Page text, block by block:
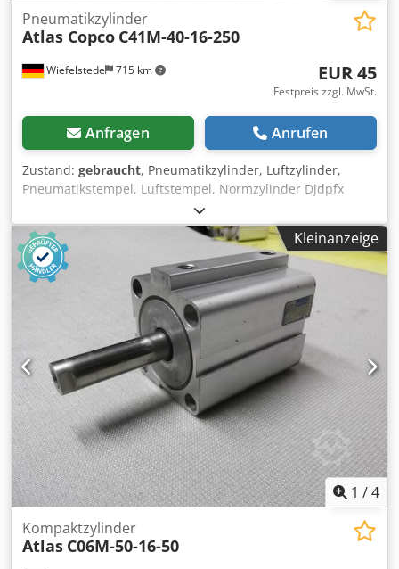
Wiefelstede 715 km
Pneumatikzylinder
Atlas Copco C41M-40-16-250
EUR 45
Festpreis zzgl. MwSt.
Anfragen Anrufen
Zustand: gebraucht, Pneumatikzylinder, Luftzylinder,
Pneumatikstempel, Luftstempel, Normzylinder Djdpfx
Alofbnkae Tokr -Hubweg: 250 mm -Kolbendurchmesser: 40
mm -Kolbenstange: 16 mm -Preis: pro Stück -Anzahl: 2
Stück -Abmessungen: 410/55/H55 mm -Gewicht: 1,5
kg/Stück
Kleinanzeige
1 /4
Kompaktzylinder
Atlas C06M-50-16-50